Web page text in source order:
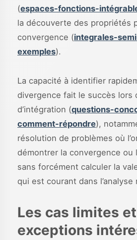
(espaces-fonctions-
la découverte des propriétés
convergence (integrales-
exemples).
La capacité à identifier
divergence fait le succès lors
d’intégration (questions-
comment-répondre),
résolution de problèmes où
démontrer la convergence ou
sans forcément calculer la
qui est courant dans l’analyse
Les cas limites et
exceptions